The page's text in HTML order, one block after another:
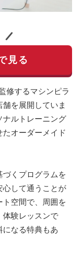
見る
修するマシンピラ
を展開していま
ナルトレーニング
オーダーメイド
くプログラムを
心して通うことが
空間で、周囲を
体験レッスンで
になる特典もあ